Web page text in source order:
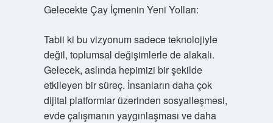
Gelecekte Çay İçmenin Yeni Yolları:
Tabii ki bu vizyonum sadece teknolojiyle
değil, toplumsal değişimlerle de alakalı.
Gelecek, aslında hepimizi bir şekilde
etkileyen bir süreç. İnsanların daha çok
dijital platformlar üzerinden sosyalleşmesi,
evde çalışmanın yaygınlaşması ve daha